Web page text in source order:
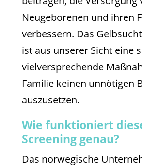
Neugeborenen und ihren
verbessern. Das
ist aus unserer Sicht eine
vielversprechende
Familie keinen unnötigen
auszusetzen.
Wie funktioniert
Screening genau?
Das norwegische